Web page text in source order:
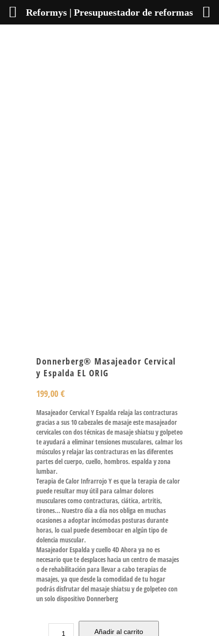
Donnerberg® Masajeador Cervical
y Espalda EL ORIG
199,00 €
Masajeador Cervical Y Espalda relaja las contracturas
gracias a sus 10 cabezales de masaje este masajeador
cervicales con dos técnicas de masaje shiatsu y golpeteo
te ayudará a eliminar tensiones musculares, calmar los
músculos y relajar las contracturas en las diferentes
partes del cuerpo, cuello, hombros. espalda y zona
lumbar.
Terapia de Calor Infrarrojo Y es que la terapia de calor
puede resultar muy útil para calmar dolores
musculares como contracturas, ciática, artritis,
tirones… Nuestro día a día nos obliga en muchas
ocasiones a adoptar incómodas posturas durante
horas, lo cual puede desembocar en algún tipo de
dolencia muscular.
Masajeador Espalda y cuello 4D Ahora ya no es
necesario que te desplaces hacia un centro de masajes
o de rehabilitación para llevar a cabo terapias de
masajes, ya que desde la comodidad de tu hogar
podrás disfrutar del masaje shiatsu y de golpeteo con
un solo dispositivo Donnerberg
Añadir al carrito
Reformys | Presupuestador de reformas